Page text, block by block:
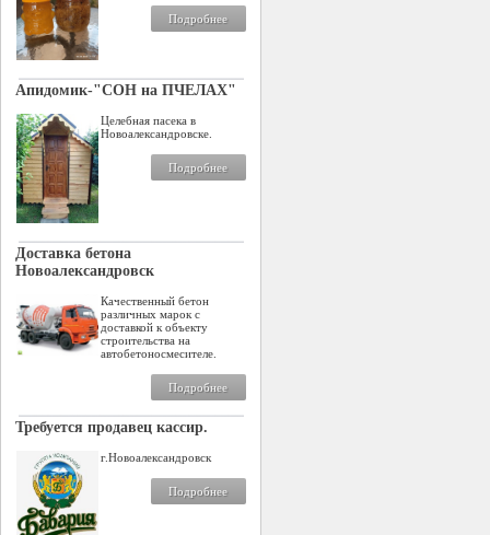
Подробнее
Апидомик-"СОН на ПЧЕЛАХ"
Целебная пасека в
Новоалександровске.
Подробнее
Доставка бетона
Новоалександровск
Качественный бетон
различных марок с
доставкой к объекту
строительства на
автобетоносмесителе.
Подробнее
Требуется продавец кассир.
г.Новоалександровск
Подробнее